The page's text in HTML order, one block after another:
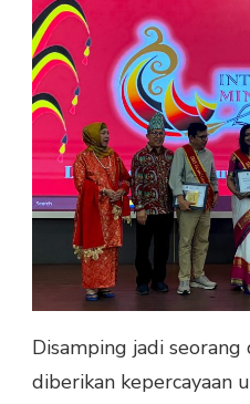
Disamping jadi
diberikan kepercayaan